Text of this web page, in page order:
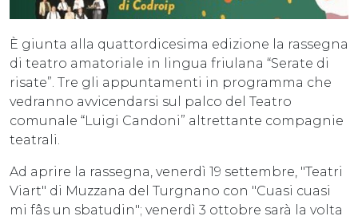
È giunta alla quattordicesima edizione la rassegna
di teatro amatoriale in lingua friulana “Serate di
risate”. Tre gli appuntamenti in programma che
vedranno avvicendarsi sul palco del Teatro
comunale “Luigi Candoni” altrettante compagnie
teatrali.
Ad aprire la rassegna, venerdì 19 settembre, "Teatri
Viart" di Muzzana del Turgnano con "Cuasi cuasi
mi fâs un sbatudin"; venerdì 3 ottobre sarà la volta